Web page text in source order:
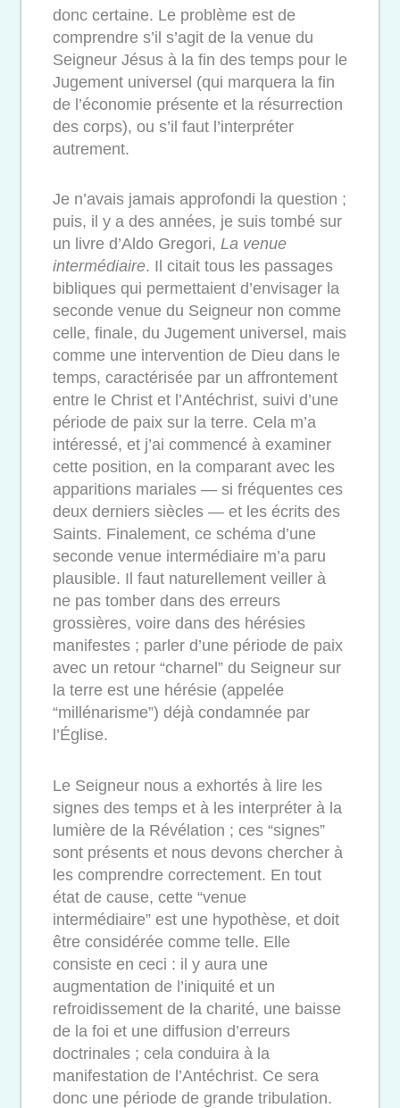
donc certaine. Le problème est de
comprendre s’il s’agit de la venue du
Seigneur Jésus à la fin des temps pour le
Jugement universel (qui marquera la fin
de l’économie présente et la résurrection
des corps), ou s’il faut l’interpréter
autrement.
Je n’avais jamais approfondi la question ;
puis, il y a des années, je suis tombé sur
un livre d’Aldo Gregori, La venue
intermédiaire. Il citait tous les passages
bibliques qui permettaient d’envisager la
seconde venue du Seigneur non comme
celle, finale, du Jugement universel, mais
comme une intervention de Dieu dans le
temps, caractérisée par un affrontement
entre le Christ et l’Antéchrist, suivi d’une
période de paix sur la terre. Cela m’a
intéressé, et j’ai commencé à examiner
cette position, en la comparant avec les
apparitions mariales — si fréquentes ces
deux derniers siècles — et les écrits des
Saints. Finalement, ce schéma d’une
seconde venue intermédiaire m’a paru
plausible. Il faut naturellement veiller à
ne pas tomber dans des erreurs
grossières, voire dans des hérésies
manifestes ; parler d’une période de paix
avec un retour “charnel” du Seigneur sur
la terre est une hérésie (appelée
“millénarisme”) déjà condamnée par
l’Église.
Le Seigneur nous a exhortés à lire les
signes des temps et à les interpréter à la
lumière de la Révélation ; ces “signes”
sont présents et nous devons chercher à
les comprendre correctement. En tout
état de cause, cette “venue
intermédiaire” est une hypothèse, et doit
être considérée comme telle. Elle
consiste en ceci : il y aura une
augmentation de l’iniquité et un
refroidissement de la charité, une baisse
de la foi et une diffusion d’erreurs
doctrinales ; cela conduira à la
manifestation de l’Antéchrist. Ce sera
donc une période de grande tribulation.